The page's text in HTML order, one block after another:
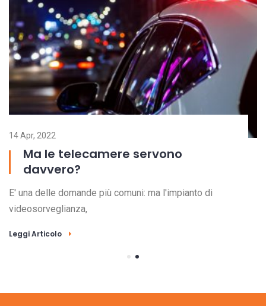
14 Apr, 2022
Ma le telecamere servono
davvero?
E' una delle domande più comuni: ma l'impianto di
videosorveglianza,
Leggi Articolo